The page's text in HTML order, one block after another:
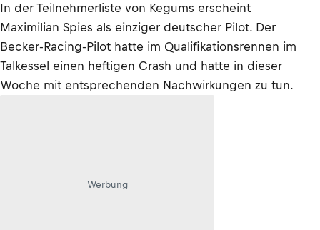
In der Teilnehmerliste von Kegums erscheint
Maximilian Spies als einziger deutscher Pilot. Der
Becker-Racing-Pilot hatte im Qualifikationsrennen im
Talkessel einen heftigen Crash und hatte in dieser
Woche mit entsprechenden Nachwirkungen zu tun.
Werbung